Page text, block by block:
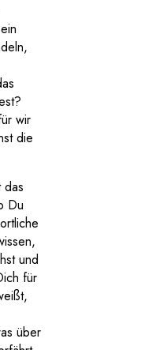
wir
die
das
Du
und
für
über